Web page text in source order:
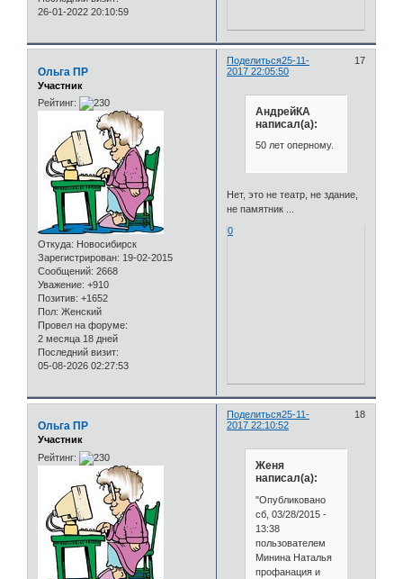
26-01-2022 20:10:59
Поделиться 17
25-11-
2017 22:05:50
Ольга ПР
Участник
Рейтинг:
Откуда: Новосибирск
Зарегистрирован: 19-02-2015
Сообщений: 2668
Уважение: +910
Позитив: +1652
Пол: Женский
Провел на форуме:
2 месяца 18 дней
Последний визит:
05-08-2026 02:27:53
АндрейКА
написал(а):
50 лет оперному.
Нет, это не театр, не здание,
не памятник ...
0
Поделиться 18
25-11-
2017 22:10:52
Ольга ПР
Участник
Рейтинг:
Женя
написал(а):
"Опубликовано
сб, 03/28/2015 -
13:38
пользователем
Минина Наталья
профанация и